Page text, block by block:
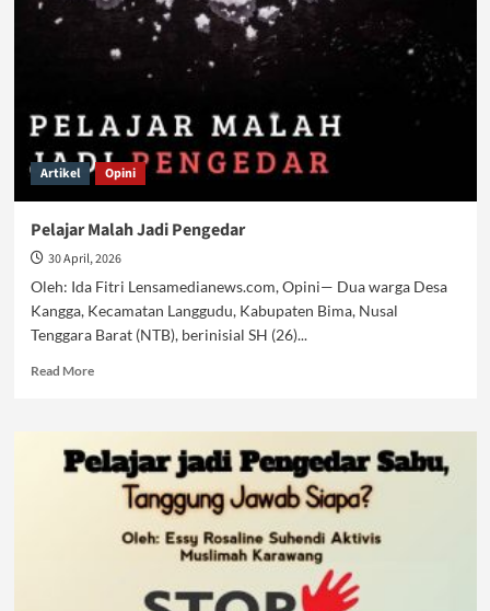
Artikel Opini
Pelajar Malah Jadi Pengedar
30 April, 2026
Oleh: Ida Fitri Lensamedianews.com, Opini— Dua warga Desa
Kangga, Kecamatan Langgudu, Kabupaten Bima, Nusal
Tenggara Barat (NTB), berinisial SH (26)...
Read MoreRead
Pelajar
Malah
Jadi
Pengedar